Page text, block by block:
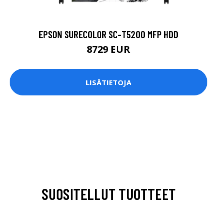
EPSON SURECOLOR SC-T5200 MFP HDD
8729 EUR
LISÄTIETOJA
SUOSITELLUT TUOTTEET